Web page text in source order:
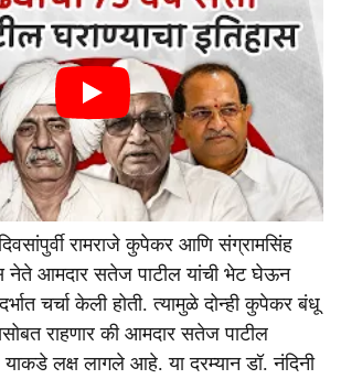
दिवसांपुर्वी रामराजे कुपेकर आणि संग्रामसिंह
नेते आमदार सतेज पाटील यांची भेट घेऊन
चर्चा केली होती. त्यामुळे दोन्ही कुपेकर बंधू
राहणार की आमदार सतेज पाटील
याकडे लक्ष लागले आहे. या दरम्यान डॉ. नंदिनी